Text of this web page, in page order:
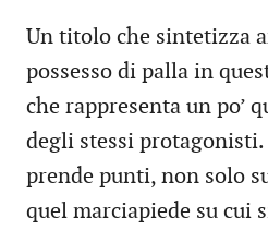
Un titolo che sintetizza
possesso di palla in
che rappresenta un po’
degli stessi
prende punti, non solo
quel marciapiede su cui